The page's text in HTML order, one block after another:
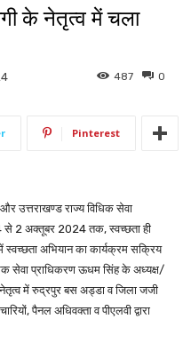
के नेतृत्व में चला
0
487
Pinterest
उत्तराखण्ड राज्य विधिक सेवा
से 2 अक्तूबर 2024 तक, स्वच्छता ही
अभियान का कार्यक्रम सक्रिय
सेवा प्राधिकरण ऊधम सिंह के अध्यक्ष/
में रुद्रपुर बस अड्डा व जिला जजी
पैनल अधिवक्ता व पीएलवी द्वारा